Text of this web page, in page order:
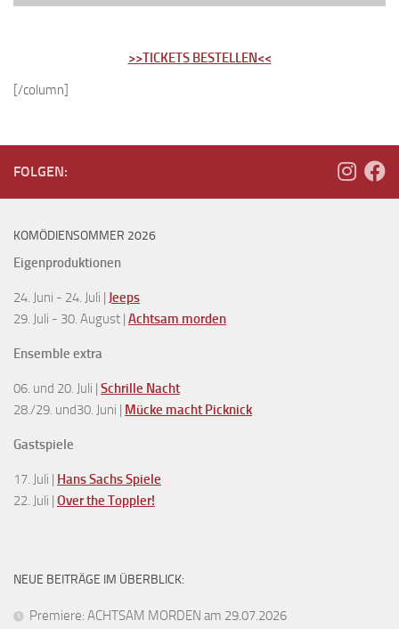
>>TICKETS BESTELLEN<<
[/column]
FOLGEN:
KOMÖDIENSOMMER 2026
Eigenproduktionen
24. Juni - 24. Juli | Jeeps
29. Juli - 30. August | Achtsam morden
Ensemble extra
06. und 20. Juli | Schrille Nacht
28./29. und30. Juni | Mücke macht Picknick
Gastspiele
17. Juli | Hans Sachs Spiele
22. Juli | Over the Toppler!
NEUE BEITRÄGE IM ÜBERBLICK:
Premiere: ACHTSAM MORDEN am 29.07.2026